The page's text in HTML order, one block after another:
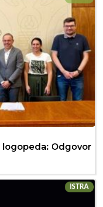
logopeda: Odgovor
ISTRA